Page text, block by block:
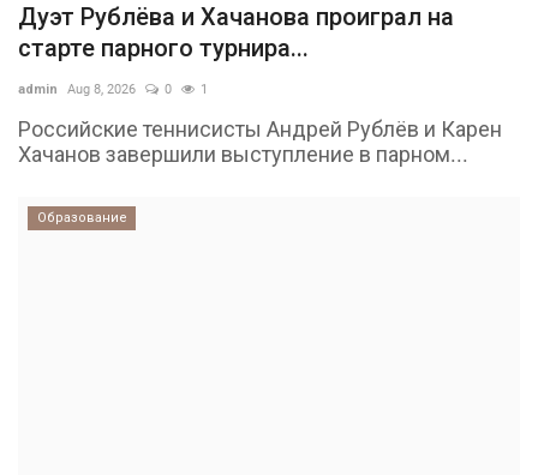
Дуэт Рублёва и Хачанова проиграл на
старте парного турнира...
admin Aug 8, 2026 0 1
Российские теннисисты Андрей Рублёв и Карен
Хачанов завершили выступление в парном...
Образование